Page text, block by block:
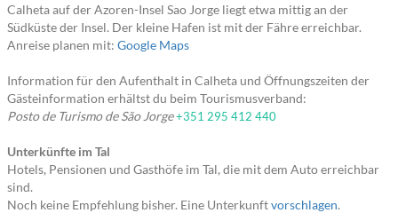
Calheta auf der Azoren-Insel Sao Jorge liegt etwa mittig an der
Südküste der Insel. Der kleine Hafen ist mit der Fähre erreichbar.
Anreise planen mit: Google Maps
Information für den Aufenthalt in Calheta und Öffnungszeiten der
Gästeinformation erhältst du beim Tourismusverband:
Posto de Turismo de São Jorge+351 295 412 440
Unterkünfte im Tal
Hotels, Pensionen und Gasthöfe im Tal, die mit dem Auto erreichbar
sind.
Noch keine Empfehlung bisher. Eine Unterkunftvorschlagen.